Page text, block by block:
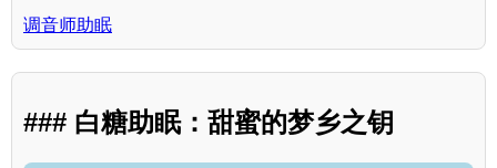
调音师助眠
### 白糖助眠：甜蜜的梦乡之钥